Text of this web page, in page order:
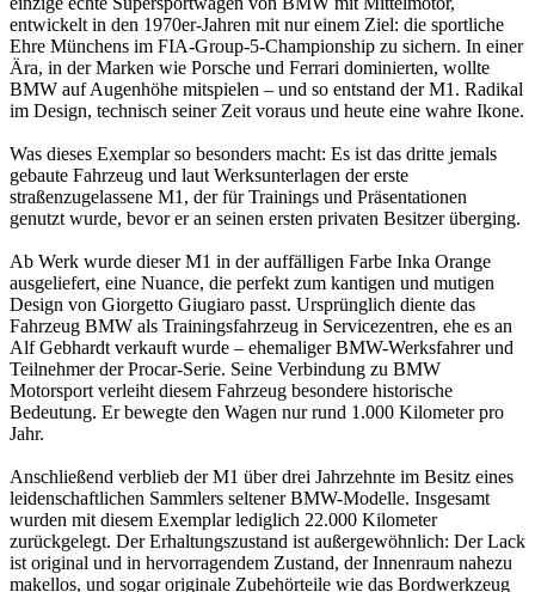
entwickelt in den 1970er-Jahren mit nur einem Ziel: die sportliche
Ehre Münchens im FIA-Group-5-Championship zu sichern. In einer
Ära, in der Marken wie Porsche und Ferrari dominierten, wollte
BMW auf Augenhöhe mitspielen – und so entstand der M1. Radikal
im Design, technisch seiner Zeit voraus und heute eine wahre Ikone.
Was dieses Exemplar so besonders macht: Es ist das dritte jemals
gebaute Fahrzeug und laut Werksunterlagen der erste
straßenzugelassene M1, der für Trainings und Präsentationen
genutzt wurde, bevor er an seinen ersten privaten Besitzer überging.
Ab Werk wurde dieser M1 in der auffälligen Farbe Inka Orange
ausgeliefert, eine Nuance, die perfekt zum kantigen und mutigen
Design von Giorgetto Giugiaro passt. Ursprünglich diente das
Fahrzeug BMW als Trainingsfahrzeug in Servicezentren, ehe es an
Alf Gebhardt verkauft wurde – ehemaliger BMW-Werksfahrer und
Teilnehmer der Procar-Serie. Seine Verbindung zu BMW
Motorsport verleiht diesem Fahrzeug besondere historische
Bedeutung. Er bewegte den Wagen nur rund 1.000 Kilometer pro
Jahr.
Anschließend verblieb der M1 über drei Jahrzehnte im Besitz eines
leidenschaftlichen Sammlers seltener BMW-Modelle. Insgesamt
wurden mit diesem Exemplar lediglich 22.000 Kilometer
zurückgelegt. Der Erhaltungszustand ist außergewöhnlich: Der Lack
ist original und in hervorragendem Zustand, der Innenraum nahezu
makellos, und sogar originale Zubehörteile wie das Bordwerkzeug